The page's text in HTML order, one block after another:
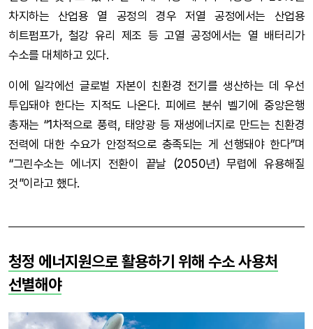
차지하는 산업용 열 공정의 경우 저열 공정에서는 산업용
히트펌프가, 철강 유리 제조 등 고열 공정에서는 열 배터리가
수소를 대체하고 있다.
이에 일각에선 글로벌 자본이 친환경 전기를 생산하는 데 우선
투입돼야 한다는 지적도 나온다. 피에르 분쉬 벨기에 중앙은행
총재는 “1차적으로 풍력, 태양광 등 재생에너지로 만드는 친환경
전력에 대한 수요가 안정적으로 충족되는 게 선행돼야 한다”며
“그린수소는 에너지 전환이 끝날 (2050년) 무렵에 유용해질
것”이라고 했다.
청정 에너지원으로 활용하기 위해 수소 사용처
선별해야